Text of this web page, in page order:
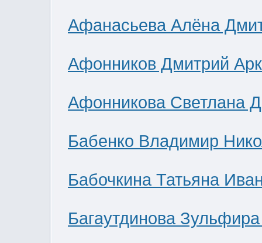
Афанасьева Алёна
Афонников Дмитрий
Афонникова Светлана
Бабенко Владимир
Бабочкина Татьяна
Багаутдинова